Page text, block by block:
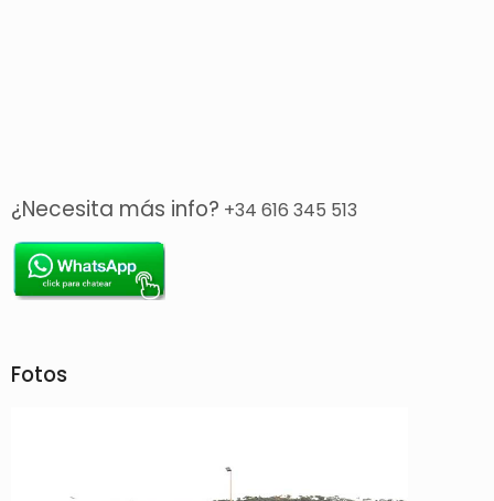
¿Necesita más info? +34 616 345 513
Fotos